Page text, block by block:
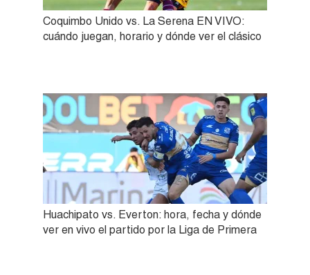
Coquimbo Unido vs. La Serena EN VIVO:
cuándo juegan, horario y dónde ver el clásico
Huachipato vs. Everton: hora, fecha y dónde
ver en vivo el partido por la Liga de Primera